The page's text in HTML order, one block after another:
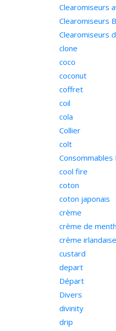
Clearomiseurs
Clearomiseurs
Clearomiseurs
clone
coco
coconut
coffret
coil
cola
Collier
colt
cool fire
coton
coton japonais
crème
crème de
crème irlandaise
custard
depart
Départ
Divers
divinity
drip